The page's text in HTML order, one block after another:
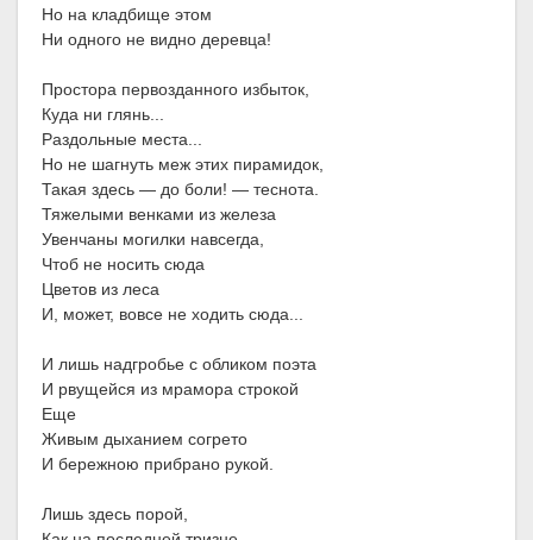
Но на кладбище этом
Ни одного не видно деревца!
Простора первозданного избыток,
Куда ни глянь...
Раздольные места...
Но не шагнуть меж этих пирамидок,
Такая здесь — до боли! — теснота.
Тяжелыми венками из железа
Увенчаны могилки навсегда,
Чтоб не носить сюда
Цветов из леса
И, может, вовсе не ходить сюда...
И лишь надгробье с обликом поэта
И рвущейся из мрамора строкой
Еще
Живым дыханием согрето
И бережною прибрано рукой.
Лишь здесь порой,